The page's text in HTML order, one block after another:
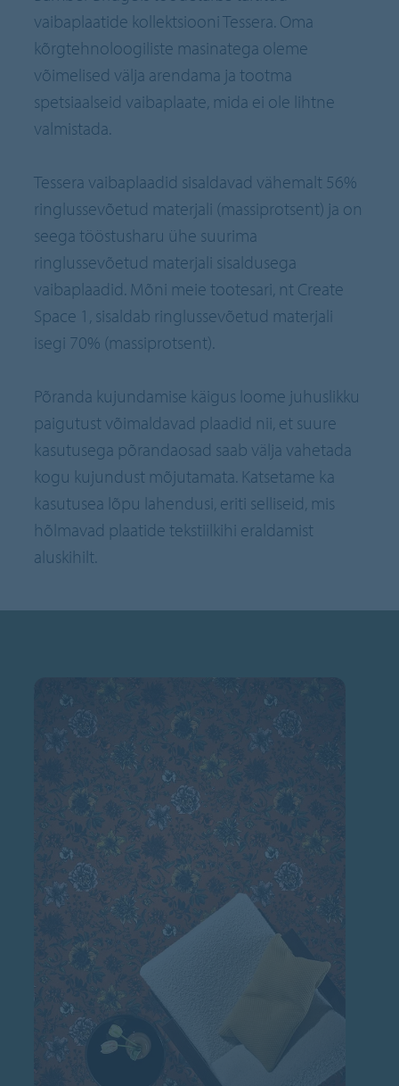
vaibaplaatide kollektsiooni Tessera. Oma
kõrgtehnoloogiliste masinatega oleme
võimelised välja arendama ja tootma
spetsiaalseid vaibaplaate, mida ei ole lihtne
valmistada.
Tessera vaibaplaadid sisaldavad vähemalt 56%
ringlussevõetud materjali (massiprotsent) ja on
seega tööstusharu ühe suurima
ringlussevõetud materjali sisaldusega
vaibaplaadid. Mõni meie tootesari, nt Create
Space 1, sisaldab ringlussevõetud materjali
isegi 70% (massiprotsent).
Põranda kujundamise käigus loome juhuslikku
paigutust võimaldavad plaadid nii, et suure
kasutusega põrandaosad saab välja vahetada
kogu kujundust mõjutamata. Katsetame ka
kasutusea lõpu lahendusi, eriti selliseid, mis
hõlmavad plaatide tekstiilkihi eraldamist
aluskihilt.